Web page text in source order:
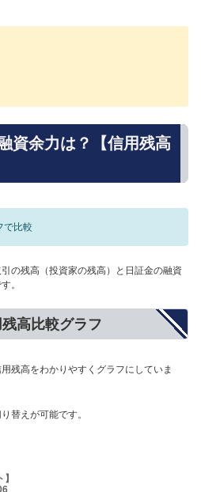
資余力は？【信用残高
で比較
の残高（投資家の残高）と日証金の融資
。
高比較グラフ
残高をわかりやすくグラフにしていま
替えが可能です。